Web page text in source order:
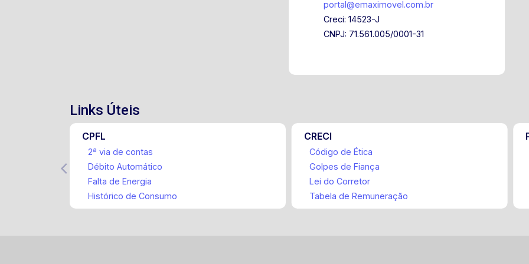
portal@emaximovel.com.br
Creci: 14523-J
CNPJ: 71.561.005/0001-31
Links Úteis
CPFL
2ª via de contas
Débito Automático
Falta de Energia
Histórico de Consumo
CRECI
Código de Ética
Golpes de Fiança
Lei do Corretor
Tabela de Remuneração